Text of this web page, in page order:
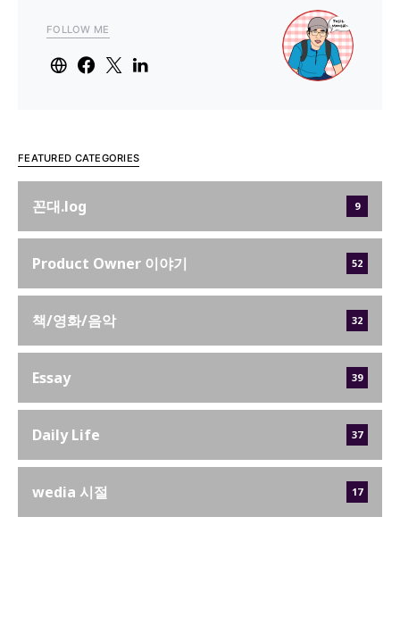
FOLLOW ME
FEATURED CATEGORIES
꼰대.log 9
Product Owner 이야기 52
책/영화/음악 32
Essay 39
Daily Life 37
wedia 시절 17